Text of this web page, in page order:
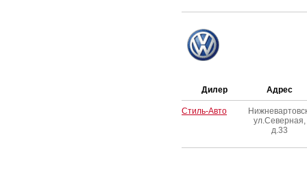
Дилер Адрес
Стиль-Авто
ул.Северная,
д.33